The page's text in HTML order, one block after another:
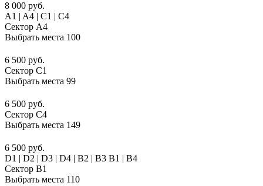
8 000 руб.
A1 | A4 | C1 | C4
Сектор A4
Выбрать места 100
6 500 руб.
Сектор C1
Выбрать места 99
6 500 руб.
Сектор C4
Выбрать места 149
6 500 руб.
D1 | D2 | D3 | D4 | B2 | B3 B1 | В4
Сектор B1
Выбрать места 110